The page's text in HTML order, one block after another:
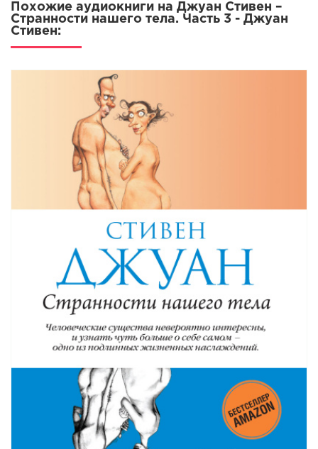
Похожие аудиокниги на Джуан Стивен –
Странности нашего тела. Часть 3 - Джуан
Стивен: